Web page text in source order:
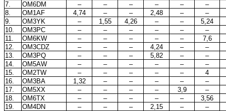
7.
OM6DM – – – – –
–
8.
OM1AF 4,74 – – 2,48 –
–
9.
OM3YK – 1,55 4,26 – –
5,24
10.
OM3PC – – – – –
–
11.
OM6KW – – – – –
7,6
12.
OM3CDZ – – – 4,24 –
–
13.
OM3PQ – – – 5,82 –
–
14.
OM5AW – – – – –
–
15.
OM2TW – – – – –
4
16.
OM3BA 1,32 – – – –
–
17.
OM5XX – – – – 3,9
–
18.
OM6TX – – – – –
3,56
19.
OM4DN – – – 2,15 –
–